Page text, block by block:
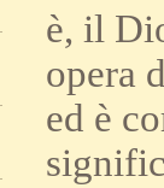
è, il
opera
ed è